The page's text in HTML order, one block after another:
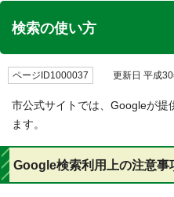
検索の使い方
ページID1000037 更新日 平成30
市公式サイトでは、Googleが提
ます。
Google検索利用上の注意事